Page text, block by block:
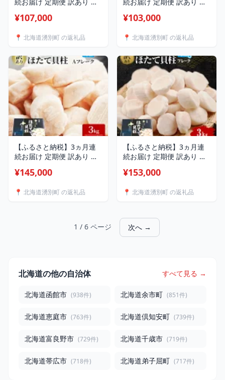
たて 貝柱フレーク
ンキング 海鮮 刺身 冷凍ふ
規格外 人気 ホタテ貝柱
¥107,000
📍 北海道湧別町 の返礼品
たて 貝柱 2kg（1kg×2箱）
身 冷凍ふるさと納税 帆立
柱
¥103,000
📍 北海道湧別町 の返礼品
【ふるさと納税】3ヵ月連
続お届け 定期便 訳あり 北
たて 貝柱 3kg（1kg×3箱）
身 冷凍ふるさと納税 帆立
¥145,000
📍 北海道湧別町 の返礼品
【ふるさと納税】3ヵ月連
続お届け 定期便 訳あり 北
たて 貝柱フレーク
ンキング 海鮮 刺身 冷凍ふ
¥153,000
📍 北海道湧別町 の返礼品
1 / 6 ページ 次へ →
北海道の他の自治体 すべて見る →
北海道函館市 (938件) 北海道余市町 (851件)
北海道恵庭市 (763件) 北海道倶知安町 (739件)
北海道富良野市 (729件) 北海道千歳市 (719件)
北海道帯広市 (718件) 北海道弟子屈町 (717件)